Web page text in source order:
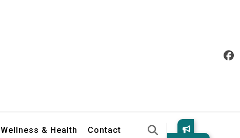
Wellness & Health Contact